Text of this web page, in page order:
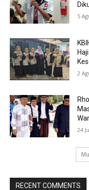
5
2
24
RECENT COMMENTS